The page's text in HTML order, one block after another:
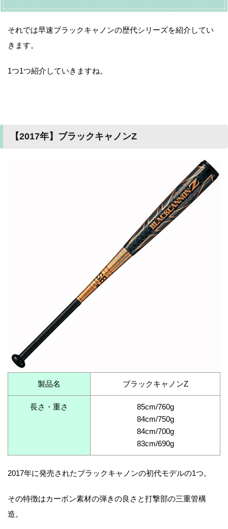
それでは早速ブラックキャノンの歴代シリーズを紹介してい
きます。
1つ1つ紹介していきますね。
【2017年】ブラックキャノンZ
製品名 ブラックキャノンZ
長さ・重さ
85cm/760g
84cm/750g
84cm/700g
83cm/690g
2017年に発売されたブラックキャノンの初代モデルの1つ。
その特徴はカーボン素材の弾きの良さと打撃部の三重管構
造。